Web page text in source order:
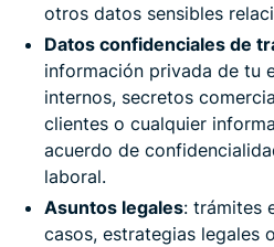
otros datos sensibles
Datos confidenciales de
información privada de tu
internos, secretos
clientes o cualquier
acuerdo de
laboral.
Asuntos legales: trámites
casos, estrategias legales